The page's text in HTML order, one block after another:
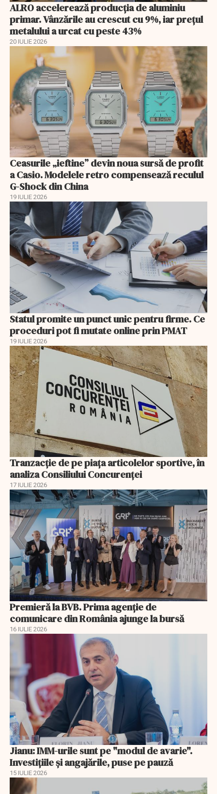
ALRO accelerează producția de aluminiu
primar. Vânzările au crescut cu 9%, iar prețul
metalului a urcat cu peste 43%
20 IULIE 2026
Ceasurile „ieftine” devin noua sursă de profit
a Casio. Modelele retro compensează reculul
G-Shock din China
19 IULIE 2026
Statul promite un punct unic pentru firme. Ce
proceduri pot fi mutate online prin PMAT
19 IULIE 2026
Tranzacție de pe piața articolelor sportive, în
analiza Consiliului Concurenţei
17 IULIE 2026
Premieră la BVB. Prima agenție de
comunicare din România ajunge la bursă
16 IULIE 2026
Jianu: IMM-urile sunt pe "modul de avarie".
Investițiile și angajările, puse pe pauză
15 IULIE 2026